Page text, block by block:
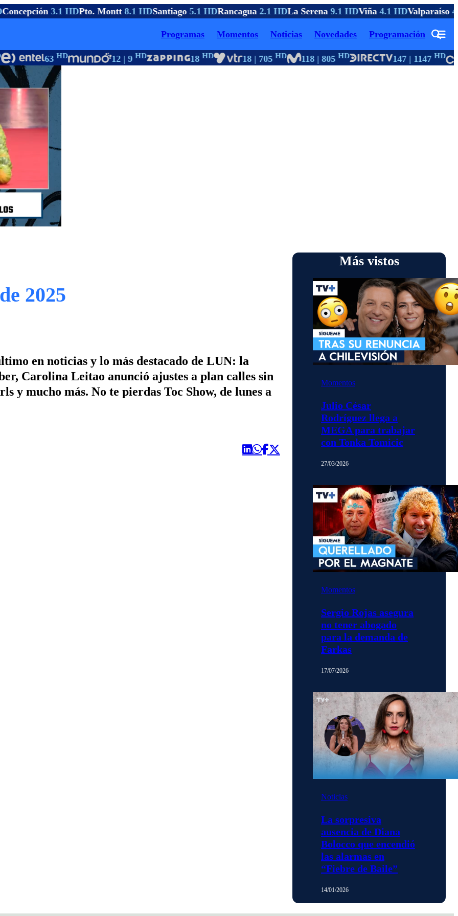
3.1 HDPto. Montt8.1 HDSantiago5.1 HDRancagua2.1 HDLa Serena9.1 HDViña4.1 HDValparaíso
Programas Momentos Noticias Novedades Programación
63HD 12 | 9HD 18HD 18 | 705HD 118 | 805HD 147 | 1147HD
2025
en noticias y lo más destacado de LUN: la
Carolina Leitao anunció ajustes a plan calles sin
y mucho más. No te pierdas Toc Show, de lunes a
Más vistos
Momentos
Julio César
Rodríguez llega a
MEGA para trabajar
con Tonka Tomicic
27/03/2026
Momentos
Sergio Rojas asegura
no tener abogado
para la demanda de
Farkas
17/07/2026
Noticias
La sorpresiva
ausencia de Diana
Bolocco que encendió
las alarmas en
“Fiebre de Baile”
14/01/2026